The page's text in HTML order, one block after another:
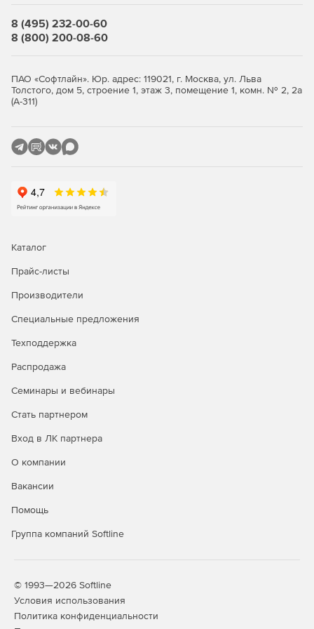
Купите nanoCAD BIM Отопление 26 в нашем интернет-
магазине по доступной цене.
8 (495) 232-00-60
8 (800) 200-08-60
ПАО «Софтлайн». Юр. адрес: 119021, г. Москва, ул. Льва
Толстого, дом 5, строение 1, этаж 3, помещение 1, комн. № 2, 2а
(А-311)
Каталог
Прайс-листы
Производители
Специальные предложения
Техподдержка
Распродажа
Семинары и вебинары
Стать партнером
Вход в ЛК партнера
О компании
Вакансии
Помощь
Группа компаний Softline
© 1993—2026 Softline
Условия использования
Политика конфиденциальности